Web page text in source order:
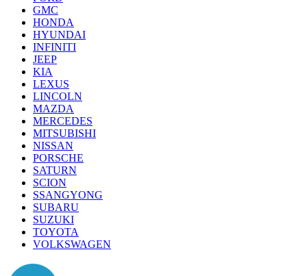
GMC
HONDA
HYUNDAI
INFINITI
JEEP
KIA
LEXUS
LINCOLN
MAZDA
MERCEDES
MITSUBISHI
NISSAN
PORSCHE
SATURN
SCION
SSANGYONG
SUBARU
SUZUKI
TOYOTA
VOLKSWAGEN